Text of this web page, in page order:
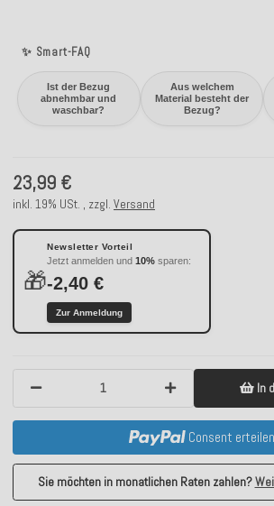
✨ Smart-FAQ
Ist der Bezug
abnehmbar und
waschbar?
Aus welchem
Material besteht der
Bezug?
23,99 €
inkl. 19% USt. , zzgl. Versand
🎁
Newsletter Vorteil
Jetzt anmelden und 10% sparen:
-2,40 €
Zur Anmeldung
In
Consent erteilen
Sie möchten in monatlichen Raten zahlen?